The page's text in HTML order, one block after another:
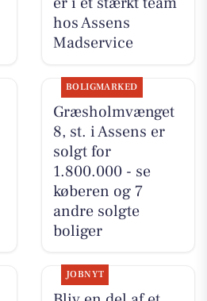
hos Assens
Madservice
BOLIGMARKED
Græsholmvænget
8, st. i Assens er
solgt for
1.800.000 - se
køberen og 7
andre solgte
boliger
JOBNYT